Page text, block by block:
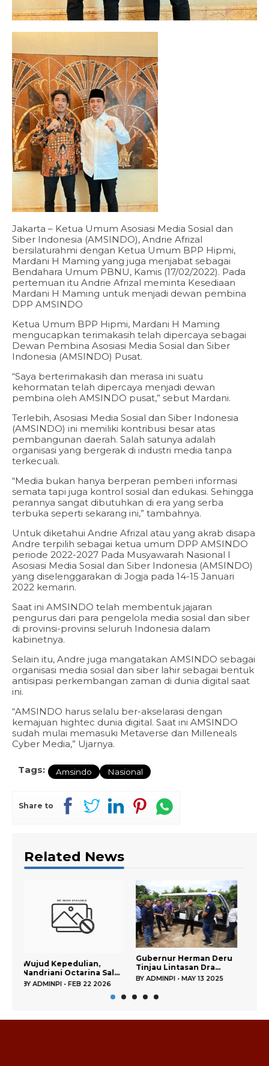
Jakarta – Ketua Umum Asosiasi Media Sosial dan
Siber Indonesia (AMSINDO), Andrie Afrizal
bersilaturahmi dengan Ketua Umum BPP Hipmi,
Mardani H Maming yang juga menjabat sebagai
Bendahara Umum PBNU, Kamis (17/02/2022). Pada
pertemuan itu Andrie Afrizal meminta Kesediaan
Mardani H Maming untuk menjadi dewan pembina
DPP AMSINDO
Ketua Umum BPP Hipmi, Mardani H Maming
mengucapkan terimakasih telah dipercaya sebagai
Dewan Pembina Asosiasi Media Sosial dan Siber
Indonesia (AMSINDO) Pusat.
“Saya berterimakasih dan merasa ini suatu
kehormatan telah dipercaya menjadi dewan
pembina oleh AMSINDO pusat,” sebut Mardani.
Terlebih, Asosiasi Media Sosial dan Siber Indonesia
(AMSINDO) ini memiliki kontribusi besar atas
pembangunan daerah. Salah satunya adalah
organisasi yang bergerak di industri media tanpa
terkecuali.
“Media bukan hanya berperan pemberi informasi
semata tapi juga kontrol sosial dan edukasi. Sehingga
perannya sangat dibutuhkan di era yang serba
terbuka seperti sekarang ini,” tambahnya.
Untuk diketahui Andrie Afrizal atau yang akrab disapa
Andre terpilih sebagai ketua umum DPP AMSINDO
periode 2022-2027 Pada Musyawarah Nasional I
Asosiasi Media Sosial dan Siber Indonesia (AMSINDO)
yang diselenggarakan di Jogja pada 14-15 Januari
2022 kemarin.
Saat ini AMSINDO telah membentuk jajaran
pengurus dari para pengelola media sosial dan siber
di provinsi-provinsi seluruh Indonesia dalam
kabinetnya.
Selain itu, Andre juga mangatakan AMSINDO sebagai
organisasi media sosial dan siber lahir sebagai bentuk
antisipasi perkembangan zaman di dunia digital saat
ini.
“AMSINDO harus selalu ber-akselarasi dengan
kemajuan hightec dunia digital. Saat ini AMSINDO
sudah mulai memasuki Metaverse dan Milleneals
Cyber Media,” Ujarnya.
Tags: Amsindo Nasional
Share to
Related News
Gubernur Herman Deru
Tinjau Lintasan Dra...
Gubernur Herman Deru
Upayakan ASN Bersta...
BY ADMINPI •MAY 08 2025